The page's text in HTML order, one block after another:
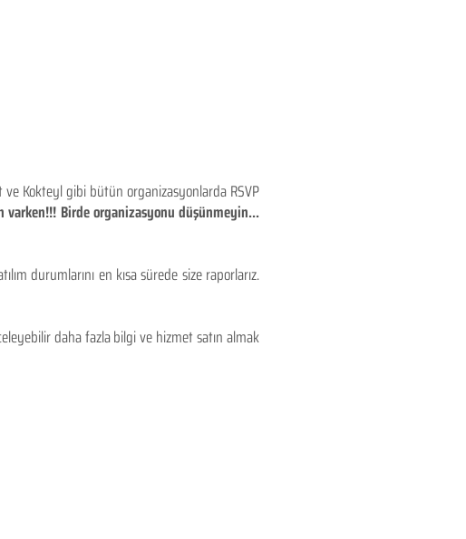
ve Kokteyl gibi bütün organizasyonlarda RSVP
Birde organizasyonu düşünmeyin...
durumlarını en kısa sürede size raporlarız.
daha fazla bilgi ve hizmet satın almak